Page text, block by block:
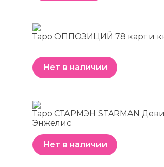
Таро ОППОЗИЦИЙ 78 карт и
Нет в наличии
Таро СТАРМЭН STARMAN
Энжелис
Нет в наличии